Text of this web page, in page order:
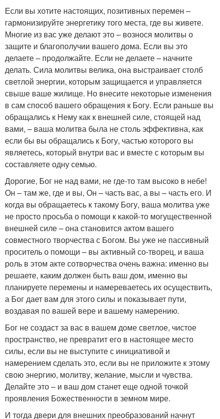
Если вы хотите настоящих, позитивных перемен –
гармонизируйте энергетику того места, где вы живете.
Многие из вас уже делают это – вознося молитвы о
защите и благополучии вашего дома. Если вы это
делаете – продолжайте. Если не делаете – начните
делать. Сила молитвы велика, она выстраивает столб
светлой энергии, которым защищается и управляется
свыше ваше жилище. Но внесите некоторые изменения
в сам способ вашего обращения к Богу. Если раньше вы
обращались к Нему как к внешней силе, стоящей над
вами, – ваша молитва была не столь эффективна, как
если бы вы обращались к Богу, частью которого вы
являетесь, который внутри вас и вместе с которым вы
составляете одну семью.
Дорогие, Бог не над вами, не где-то там высоко в небе!
Он – там же, где и вы, Он – часть вас, а вы – часть его. И
когда вы обращаетесь к такому Богу, ваша молитва уже
не просто просьба о помощи к какой-то могущественной
внешней силе – она становится актом вашего
совместного творчества с Богом. Вы уже не пассивный
проситель о помощи – вы активный со-творец, и ваша
роль в этом акте сотворчества очень важна: именно вы
решаете, каким должен быть ваш дом, именно вы
планируете перемены и намереваетесь их осуществить,
а Бог дает вам для этого силы и показывает пути,
воздавая по вашей вере и вашему намерению.
Бог не создаст за вас в вашем доме светлое, чистое
пространство, не превратит его в настоящее место
силы, если вы не выступите с инициативой и
намерением сделать это, если вы не приложите к этому
свою энергию, молитву, желание, мысли и чувства.
Делайте это – и ваш дом станет еще одной точкой
проявления Божественности в земном мире.
И тогда двери для внешних преобразований начнут